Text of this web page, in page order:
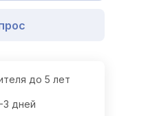
до 5 лет
3 дней